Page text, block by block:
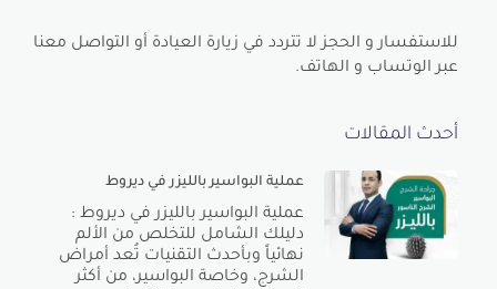
للاستفسار و الحجز لا تتردد في زيارة العيادة أو التواصل معنا
عبر الوتساب و الهاتف.
أحدث المقالات
عملية البواسير بالليزر في ديروط
عملية البواسير بالليزر في ديروط :
دليلك الشامل للتخلص من الألم
نهائياً وبأحدث التقنيات تُعد أمراض
الشرج، وخاصة البواسير، من أكثر